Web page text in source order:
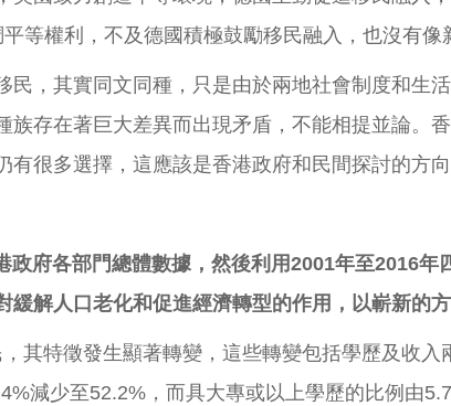
等權利，不及德國積極鼓勵移民融入，也沒有像
民，其實同文同種，只是由於兩地社會制度和生
族存在著巨大差異而出現矛盾，不能相提並論。
有很多選擇，這應該是香港政府和民間探討的方向
政府各部門總體數據，然後利用2001年至2016
緩解人口老化和促進經濟轉型的作用，以嶄新的
其特徵發生顯著轉變，這些轉變包括學歷及收
減少至52.2%，而具大專或以上學歷的比例由